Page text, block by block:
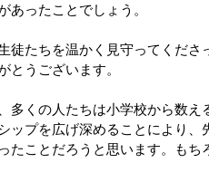
あったことでしょう。
徒たちを温かく見守ってくだ
とうございます。
多くの人たちは小学校から数
ップを広げ深めることにより
たことだろうと思います。も